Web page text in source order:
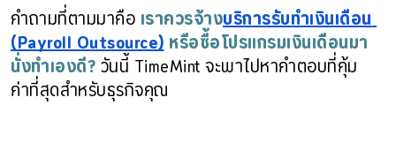
คำถามที่ตามมาคือ เราควรจ้างบริการรับทำเงินเดือน
(Payroll Outsource) หรือซื้อโปรแกรมเงินเดือนมา
นั่งทำเองดี? วันนี้ TimeMint จะพาไปหาคำตอบที่คุ้ม
ค่าที่สุดสำหรับธุรกิจคุณ